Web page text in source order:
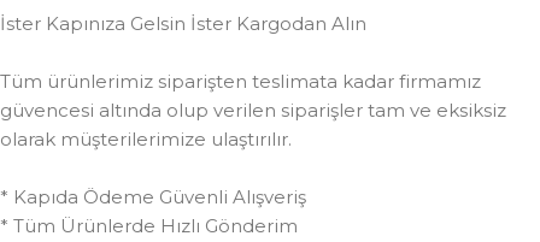
İster Kapınıza Gelsin İster Kargodan Alın
Tüm ürünlerimiz siparişten teslimata kadar firmamız
güvencesi altında olup verilen siparişler tam ve eksiksiz
olarak müşterilerimize ulaştırılır.
* Kapıda Ödeme Güvenli Alışveriş
* Tüm Ürünlerde Hızlı Gönderim